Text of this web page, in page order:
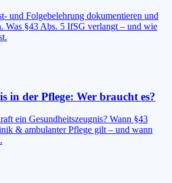
und Folgebelehrung dokumentieren und
Was §43 Abs. 5 IfSG verlangt – und wie
in der Pflege: Wer braucht es?
ein Gesundheitszeugnis? Wann §43
& ambulanter Pflege gilt – und wann